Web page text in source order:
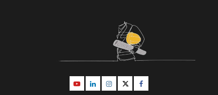
YoutubeLinkedinİnstagram
TwitterFacebook